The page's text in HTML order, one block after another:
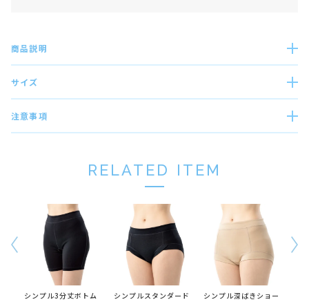
商品説明
サイズ
注意事項
RELATED ITEM
シンプル3分丈ボトム
シンプルスタンダード
シンプル深ばきショー